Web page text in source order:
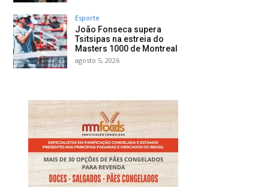
Esporte
João Fonseca supera
Tsitsipas na estreia do
Masters 1000 de Montreal
agosto 5, 2026